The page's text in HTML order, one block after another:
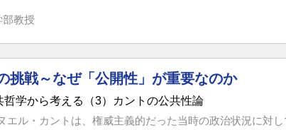
教授
挑戦～なぜ「公開性」が重要なのか
学から考える（3）カントの公共性論
エル・カントは、権威主義的だった当時の政治状況に対